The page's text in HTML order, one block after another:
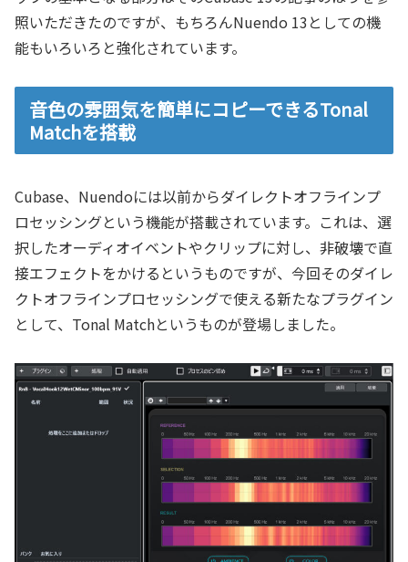
照いただきたのですが、もちろんNuendo 13としての機
能もいろいろと強化されています。
音色の雰囲気を簡単にコピーできるTonal
Matchを搭載
Cubase、Nuendoには以前からダイレクトオフラインプ
ロセッシングという機能が搭載されています。これは、選
択したオーディオイベントやクリップに対し、非破壊で直
接エフェクトをかけるというものですが、今回そのダイレ
クトオフラインプロセッシングで使える新たなプラグイン
として、Tonal Matchというものが登場しました。